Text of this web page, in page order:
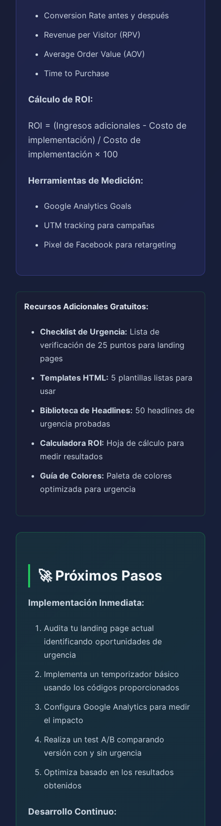
Conversion Rate antes y después
Revenue per Visitor (RPV)
Average Order Value (AOV)
Time to Purchase
Cálculo de ROI:
ROI = (Ingresos adicionales - Costo de
implementación) / Costo de
implementación × 100
Herramientas de Medición:
Google Analytics Goals
UTM tracking para campañas
Pixel de Facebook para retargeting
Recursos Adicionales Gratuitos:
Checklist de Urgencia: Lista de
verificación de 25 puntos para landing
pages
Templates HTML: 5 plantillas listas para
usar
Biblioteca de Headlines: 50 headlines de
urgencia probadas
Calculadora ROI: Hoja de cálculo para
medir resultados
Guía de Colores: Paleta de colores
optimizada para urgencia
🚀 Próximos Pasos
Implementación Inmediata:
Audita tu landing page actual
identificando oportunidades de
urgencia
Implementa un temporizador básico
usando los códigos proporcionados
Configura Google Analytics para medir
el impacto
Realiza un test A/B comparando
versión con y sin urgencia
Optimiza basado en los resultados
obtenidos
Desarrollo Continuo: